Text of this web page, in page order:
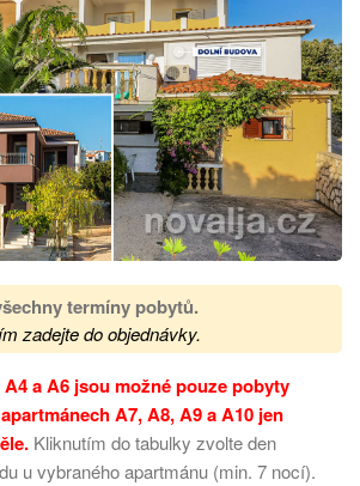
termíny pobytů.
zadejte do objednávky.
a A6 jsou možné pouze pobyty
A7, A8, A9 a A10 jen
Kliknutím do tabulky zvolte den
u vybraného apartmánu (min. 7 nocí).